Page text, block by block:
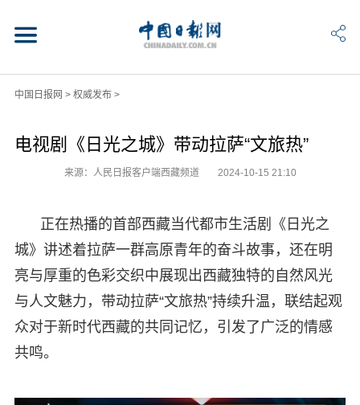
中国日报网 > 权威发布>
电视剧《日光之城》带动拉萨“文旅热”
来源：人民日报客户端西藏频道 2024-10-15 21:10
正在热播的首部西藏当代都市生活剧《日光之
城》讲述着拉萨一群高原青年的奋斗故事，还在明
亮与厚重的色彩交织中展现出西藏独特的自然风光
与人文魅力，带动拉萨“文旅热”持续升温，联结起观
众对于新时代西藏的共同记忆，引发了广泛的情感
共鸣。